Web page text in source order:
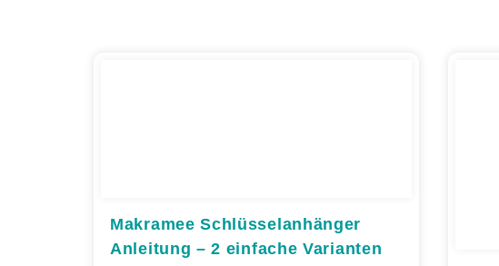
Makramee Schlüsselanhänger
Anleitung – 2 einfache Varianten